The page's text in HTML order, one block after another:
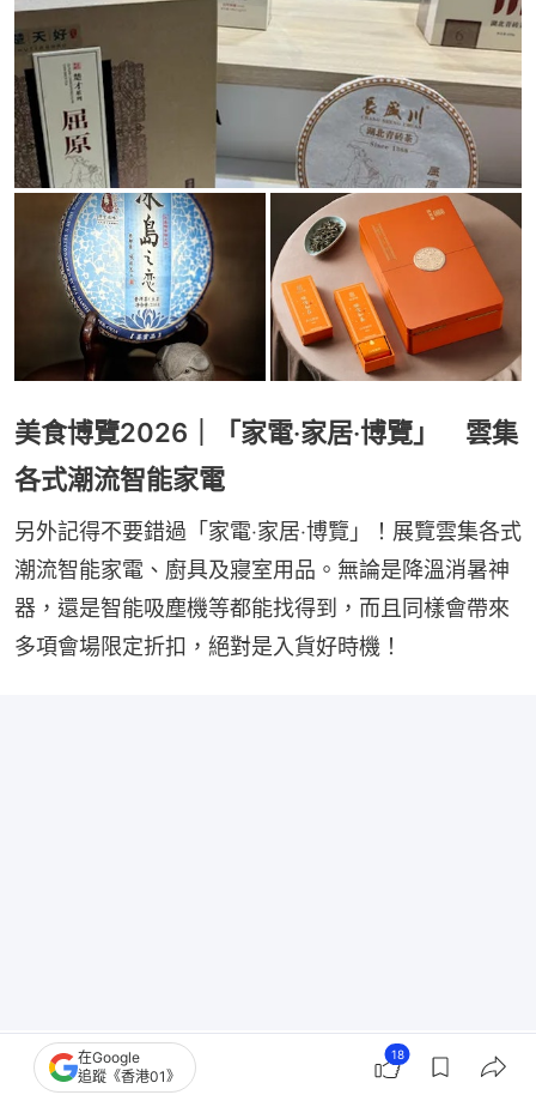
美食博覽2026｜「家電‧家居‧博覽」 雲集
各式潮流智能家電
另外記得不要錯過「家電‧家居‧博覽」！展覽雲集各式
潮流智能家電、廚具及寢室用品。無論是降溫消暑神
器，還是智能吸塵機等都能找得到，而且同樣會帶來
多項會場限定折扣，絕對是入貨好時機！
在Google
追蹤《香港01》
18